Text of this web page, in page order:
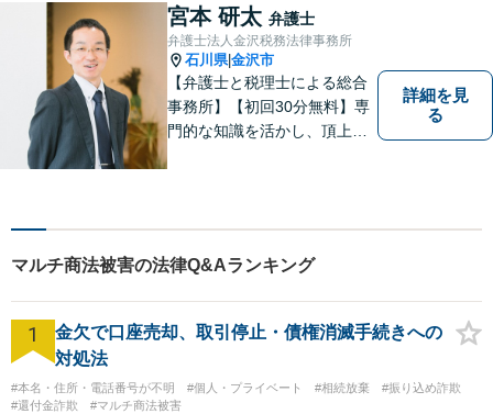
宮本 研太 弁護士
弁護士法人金沢税務法律事務所
石川県|金沢市
【弁護士と税理士による総合
事務所】【初回30分無料】専
門的な知識を活かし、頂上＝
ジあります。
詳細を見
る
マルチ商法被害の法律Q&Aランキング
1
金欠で口座売却、取引停止・債権消滅手続きへの
対処法
#本名・住所・電話番号が不明 #個人・プライベート #相続放棄
#振り込め詐欺
#還付金詐欺
#マルチ商法被害